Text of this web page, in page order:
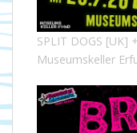
SPLIT DOGS [UK]
Museumskeller